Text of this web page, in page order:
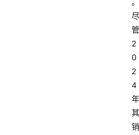
。
尽
管
2
0
2
4
年
其
销